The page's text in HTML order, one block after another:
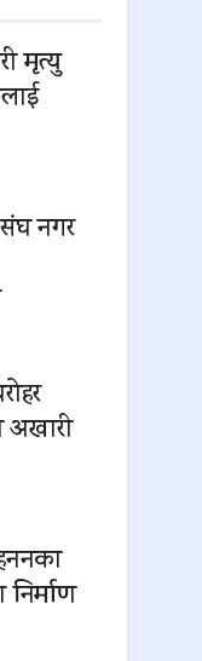
मृत्यु
नगर
अखारी